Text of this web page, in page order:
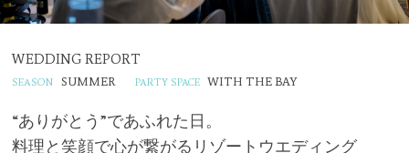
WEDDING REPORT
SUMMER WITH THE BAY
“ありがとう”であふれた日。
料理と笑顔で心が繋がるリゾートウエディング